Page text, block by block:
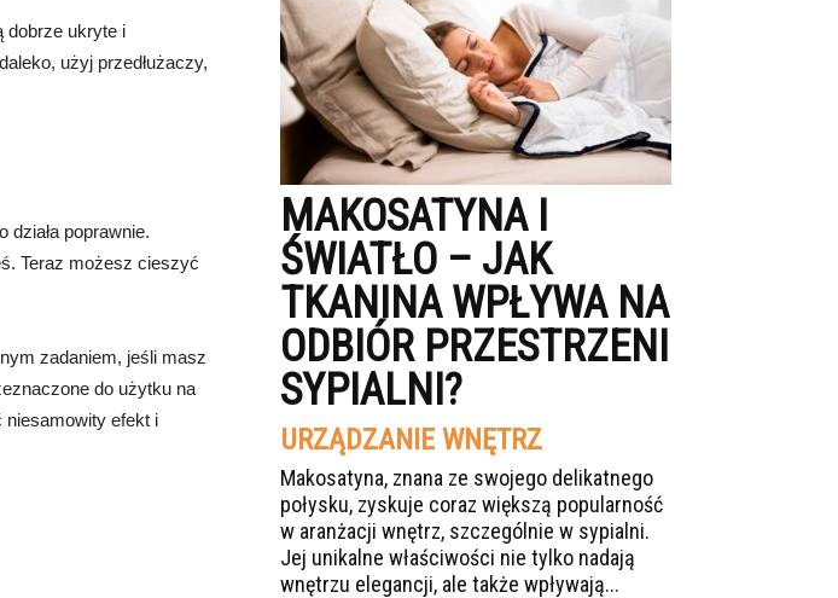
dobrze ukryte i
użyj przedłużaczy,
działa poprawnie.
Teraz możesz cieszyć
zadaniem, jeśli masz
do użytku na
efekt i
MAKOSATYNA I
ŚWIATŁO – JAK
TKANINA WPŁYWA NA
ODBIÓR PRZESTRZENI
SYPIALNI?
URZĄDZANIE WNĘTRZ
Makosatyna, znana ze swojego delikatnego
połysku, zyskuje coraz większą popularność
w aranżacji wnętrz, szczególnie w sypialni.
Jej unikalne właściwości nie tylko nadają
wnętrzu elegancji, ale także wpływają...